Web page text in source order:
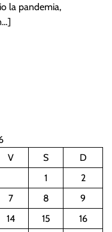
la pandemia,
V S
D
1
2
7 8
9
14 15
16